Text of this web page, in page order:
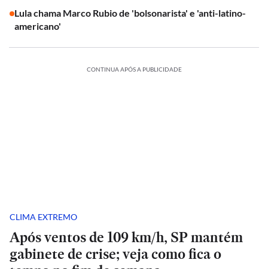
Lula chama Marco Rubio de 'bolsonarista' e 'anti-latino-
americano'
CONTINUA APÓS A PUBLICIDADE
CLIMA EXTREMO
Após ventos de 109 km/h, SP mantém
gabinete de crise; veja como fica o